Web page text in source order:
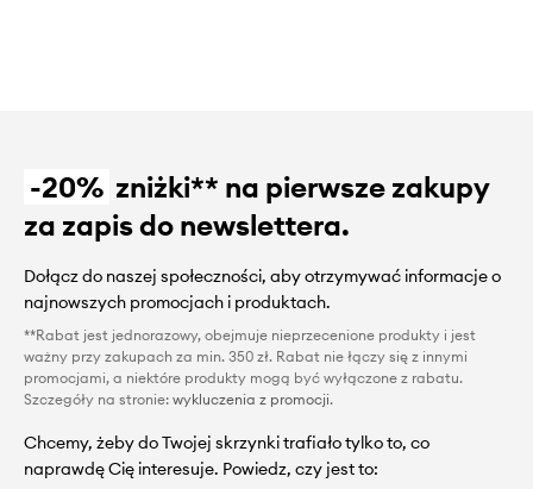
-20% zniżki** na pierwsze zakupy
za zapis do newslettera.
Dołącz do naszej społeczności, aby otrzymywać informacje o
najnowszych promocjach i produktach.
**Rabat jest jednorazowy, obejmuje nieprzecenione produkty i jest
ważny przy zakupach za min. 350 zł. Rabat nie łączy się z innymi
promocjami, a niektóre produkty mogą być wyłączone z rabatu.
Szczegóły na stronie: wykluczenia z promocji.
Chcemy, żeby do Twojej skrzynki trafiało tylko to, co
naprawdę Cię interesuje. Powiedz, czy jest to: